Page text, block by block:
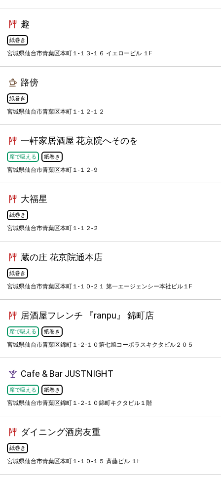
趣
紙巻き
宮城県仙台市青葉区本町１-１３-１６ イエロービル １F
路傍
紙巻き
宮城県仙台市青葉区本町１-１２-１２
一軒家居酒屋 花京院へそのを
席で吸える 紙巻き
宮城県仙台市青葉区本町１-１２-９
大福星
紙巻き
宮城県仙台市青葉区本町１-１２-２
蔵の庄 花京院通本店
紙巻き
宮城県仙台市青葉区本町１-１０-２１ 第一エージェンシー本社ビル１F
居酒屋フレンチ 『ranpu』 錦町店
席で吸える 紙巻き
宮城県仙台市青葉区錦町１-２-１０第七旭コーポラスキクタビル２０５
Cafe & Bar JUSTNIGHT
席で吸える 紙巻き
宮城県仙台市青葉区錦町１-２-１０錦町キクタビル１階
ダイニング酒房友重
紙巻き
宮城県仙台市青葉区本町１-１０-１５ 斉藤ビル １F